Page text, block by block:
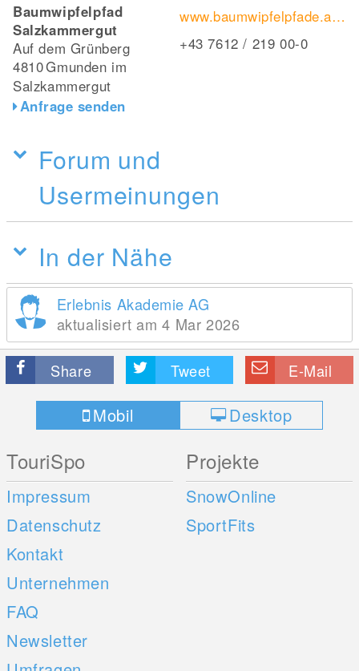
Baumwipfelpfad
Salzkammergut
Auf dem Grünberg
4810Gmunden im
Salzkammergut
Anfrage senden
www.baumwipfelpfade.at/salzkammergut/
+43 7612 / 219 00-0
Forum und
Usermeinungen
In der Nähe
Erlebnis Akademie AG
aktualisiert am 4 Mar 2026
Share Tweet E-Mail
Mobil Desktop
TouriSpo
Impressum
Datenschutz
Kontakt
Unternehmen
FAQ
Newsletter
Projekte
SnowOnline
SportFits